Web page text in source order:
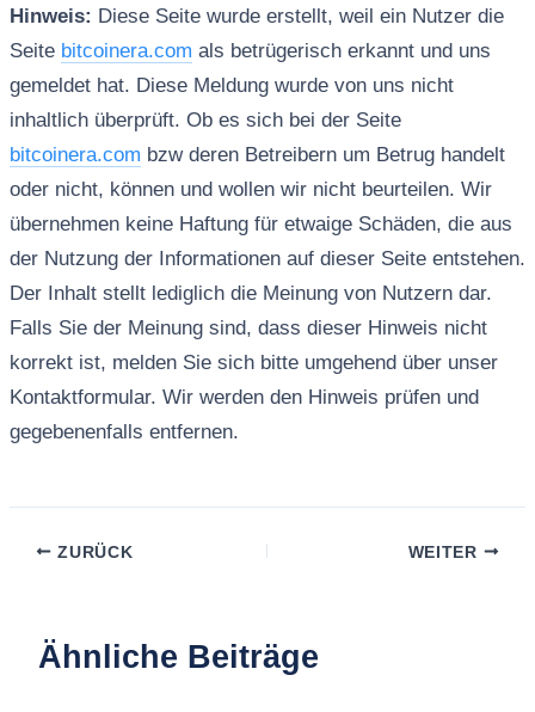
Hinweis: Diese Seite wurde erstellt, weil ein Nutzer die
Seite bitcoinera.com als betrügerisch erkannt und uns
gemeldet hat. Diese Meldung wurde von uns nicht
inhaltlich überprüft. Ob es sich bei der Seite
bitcoinera.com bzw deren Betreibern um Betrug handelt
oder nicht, können und wollen wir nicht beurteilen. Wir
übernehmen keine Haftung für etwaige Schäden, die aus
der Nutzung der Informationen auf dieser Seite entstehen.
Der Inhalt stellt lediglich die Meinung von Nutzern dar.
Falls Sie der Meinung sind, dass dieser Hinweis nicht
korrekt ist, melden Sie sich bitte umgehend über unser
Kontaktformular. Wir werden den Hinweis prüfen und
gegebenenfalls entfernen.
ZURÜCK WEITER
Ähnliche Beiträge